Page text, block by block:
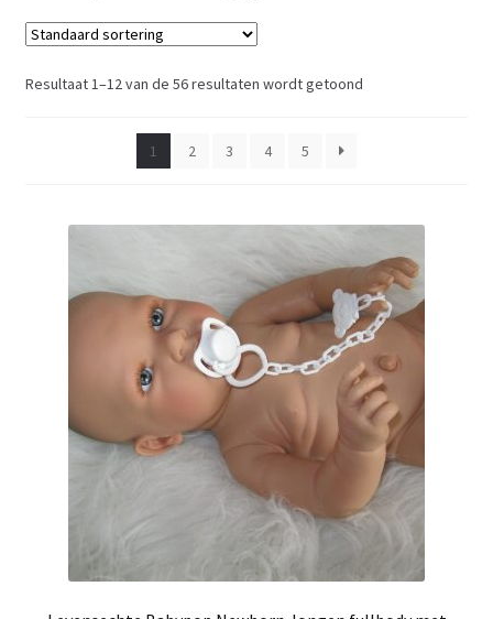
Resultaat 1–12 van de 56 resultaten wordt getoond
1 2 3 4 5